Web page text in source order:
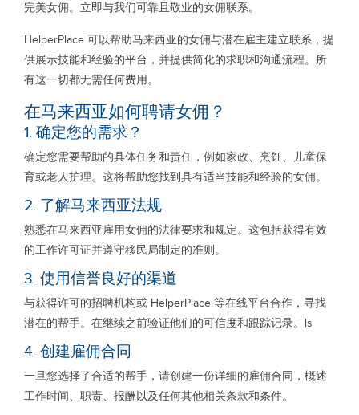
完美女佣。立即与我们可靠且敬业的女佣联系。
HelperPlace 可以帮助马来西亚的女佣与潜在雇主建立联系，提
供展示技能和经验的平台，并提供简化的求职和沟通流程。所
有这一切都无需任何费用。
在马来西亚如何聘请女佣？
1. 确定您的需求？
确定您需要帮助的具体任务和责任，例如家政、烹饪、儿童保
育或老人护理。这将帮助您找到具有适当技能和经验的女佣。
2. 了解马来西亚法规
熟悉在马来西亚雇用女佣的法律要求和规定。这包括获得有效
的工作许可证并遵守移民局制定的准则。
3. 使用信誉良好的渠道
与获得许可的招聘机构或 HelperPlace 等在线平台合作，寻找
潜在的帮手。在继续之前验证他们的可信度和跟踪记录。ls
4. 创建雇佣合同
一旦您选择了合适的帮手，请创建一份详细的雇佣合同，概述
工作时间、职责、报酬以及任何其他相关条款和条件。